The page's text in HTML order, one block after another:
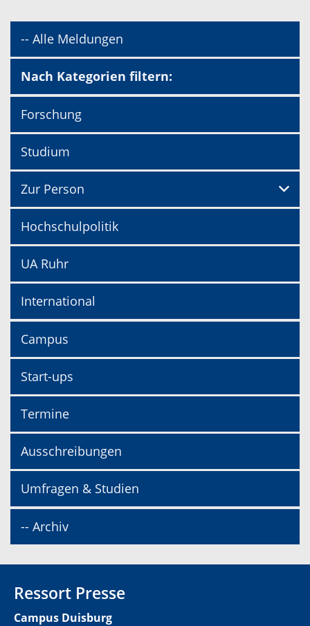
-- Alle Meldungen
Nach Kategorien filtern:
Forschung
Studium
Zur Person
Hochschulpolitik
UA Ruhr
International
Campus
Start-ups
Termine
Ausschreibungen
Umfragen & Studien
-- Archiv
Ressort Presse
Campus Duisburg